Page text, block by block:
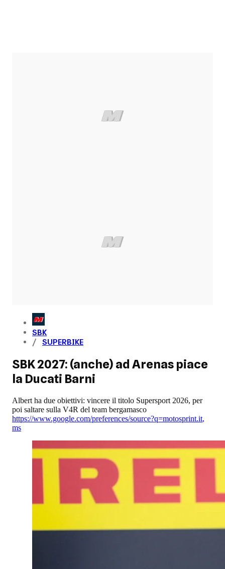
SBK
SUPERBIKE
SBK 2027: (anche) ad Arenas piace
la Ducati Barni
Albert ha due obiettivi: vincere il titolo Supersport 2026, per
poi saltare sulla V4R del team bergamasco
https://www.google.com/preferences/source?q=motosprint.it,
ms